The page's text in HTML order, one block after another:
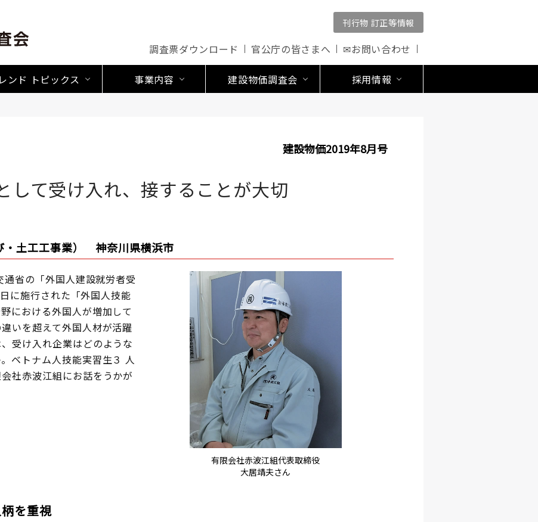
刊行物 訂正等情報
調査票ダウンロード 官公庁の皆さまへ ✉お問い合わせ
ンド トピックス 事業内容 建設物価調査会 採用情報
建設物価2019年8月号
して受け入れ、接することが大切
・土工工事業） 神奈川県横浜市
省の「外国人建設就労者受
に施行された「外国人技能
における外国人が増加して
いを超えて外国人材が活躍
受け入れ企業はどのような
ベトナム人技能実習生３ 人
社赤波江組にお話をうかが
有限会社赤波江組代表取締役
大居靖夫さん
を重視